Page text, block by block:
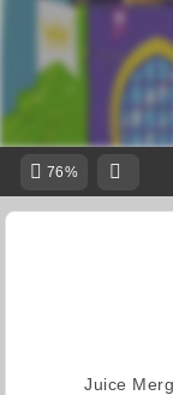
76%
Juice